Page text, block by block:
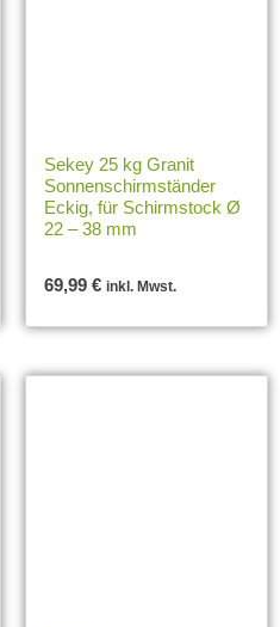
Sekey 25 kg Granit
Sonnenschirmständer
Eckig, für Schirmstock Ø
22 – 38 mm
69,99 € inkl. Mwst.